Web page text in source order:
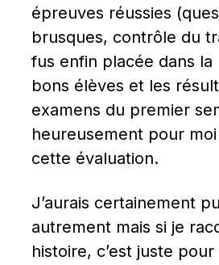
épreuves réussies
brusques, contrôle du
fus enfin placée dans la
bons élèves et les
examens du premier
heureusement pour
cette évaluation.
J’aurais certainement
autrement mais si je
histoire, c’est juste pour